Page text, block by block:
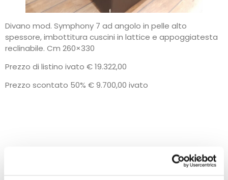
Divano mod. Symphony 7 ad angolo in pelle alto
spessore, imbottitura cuscini in lattice e appoggiatesta
reclinabile. Cm 260×330
Prezzo di listino ivato € 19.322,00
Prezzo scontato 50% € 9.700,00 ivato